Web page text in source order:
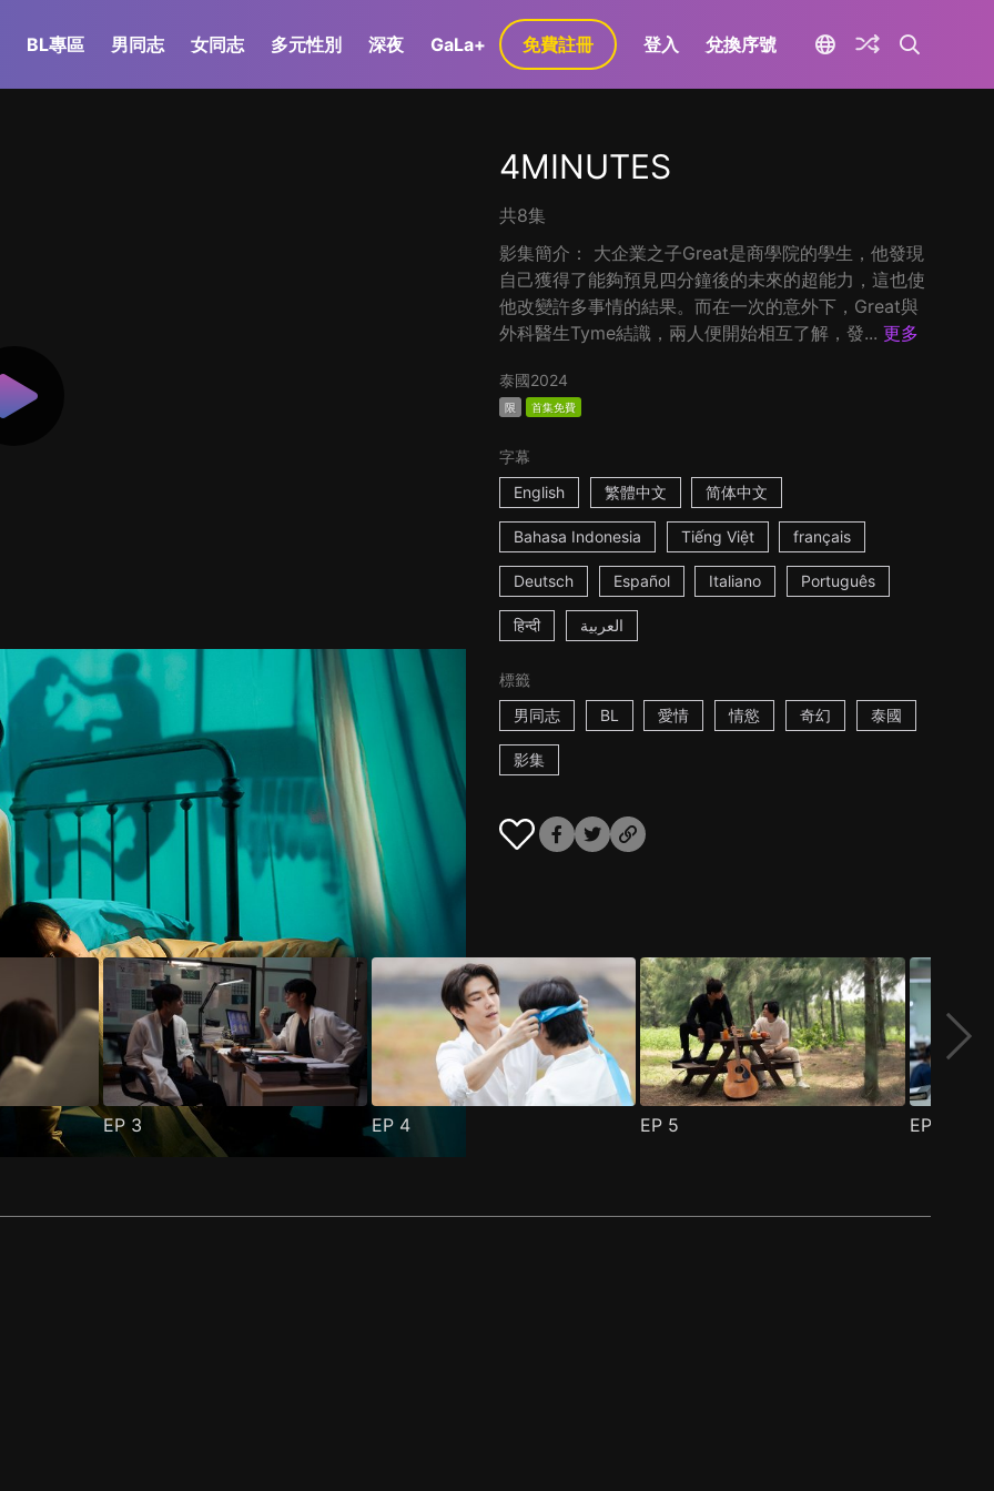
BL專區 男同志 女同志 多元性別 深夜 GaLa+ 免費註冊 登入 兌換序號
4MINUTES
共8集
影集簡介： 大企業之子Great是商學院的學生，他發現
自己獲得了能夠預見四分鐘後的未來的超能力，這也使
他改變許多事情的結果。而在一次的意外下，Great與
外科醫生Tyme結識，兩人便開始相互了解，發... 更多
泰國2024
限 首集免費
字幕
English
繁體中文 简体中文
Bahasa Indonesia Tiếng Việt français
Deutsch Español Italiano Português
हिन्दी العربية
標籤
男同志
BL 愛情 情慾 奇幻 泰國
影集
EP 3 EP 4 EP 5 EP